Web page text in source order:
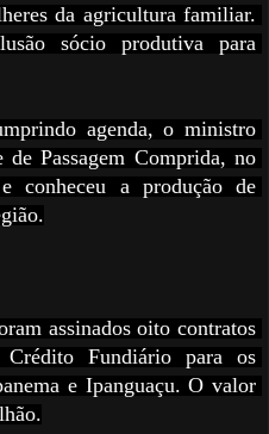
da agricultura familiar.
sócio produtiva para
agenda, o ministro
Passagem Comprida, no
conheceu a produção de
assinados oito contratos
Fundiário para os
e Ipanguaçu. O valor